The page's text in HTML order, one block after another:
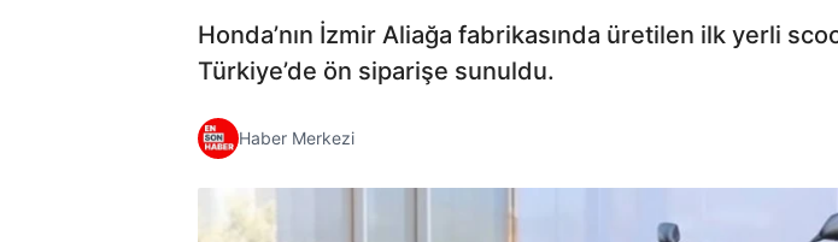
Honda’nın İzmir Aliağa fabrikasında üretilen ilk yerli
Türkiye’de ön siparişe sunuldu.
Haber Merkezi